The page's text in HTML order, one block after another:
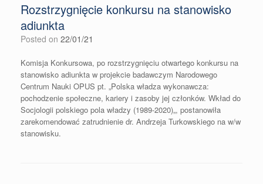
Rozstrzygnięcie konkursu na stanowisko
adiunkta
Posted on 22/01/21
Komisja Konkursowa, po rozstrzygnięciu otwartego konkursu na
stanowisko adiunkta w projekcie badawczym Narodowego
Centrum Nauki OPUS pt. „Polska władza wykonawcza:
pochodzenie społeczne, kariery i zasoby jej członków. Wkład do
Socjologii polskiego pola władzy (1989-2020)„, postanowiła
zarekomendować zatrudnienie dr. Andrzeja Turkowskiego na w/w
stanowisku.